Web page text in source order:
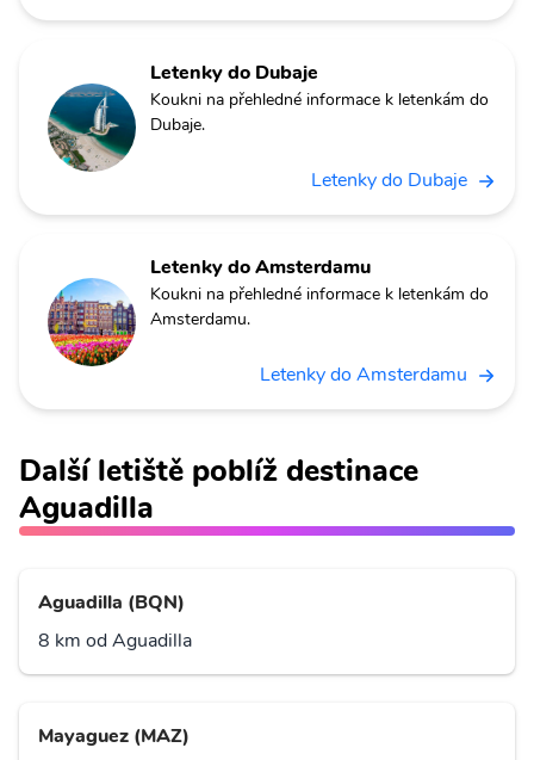
Letenky do Dubaje
Koukni na přehledné informace k letenkám do
Dubaje.
Letenky do Dubaje
Letenky do Amsterdamu
Koukni na přehledné informace k letenkám do
Amsterdamu.
Letenky do Amsterdamu
Další letiště poblíž destinace
Aguadilla
Aguadilla (BQN)
8 km od Aguadilla
Mayaguez (MAZ)